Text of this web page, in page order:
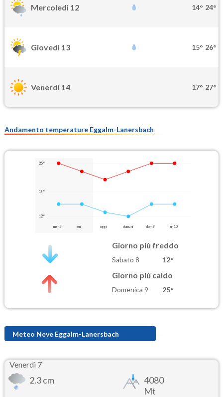
Mercoledì 12 14° 24°
Giovedì 13 15° 26°
Venerdì 14 17° 27°
Andamento temperature Eggalm-Lanersbach
25°
18°
12°
mer 5 ieri oggi domani dom 9 lun 10
Giorno più freddo
Sabato 8 12°
Giorno più caldo
Domenica 9 25°
Meteo Neve Eggalm-Lanersbach
Venerdì 7
2.3 cm
4080
Mt